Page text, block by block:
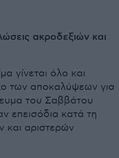
ακροδεξιών και
γίνεται όλο και
των αποκαλύψεων για
του Σαββάτου
επεισόδια κατά τη
και αριστερών